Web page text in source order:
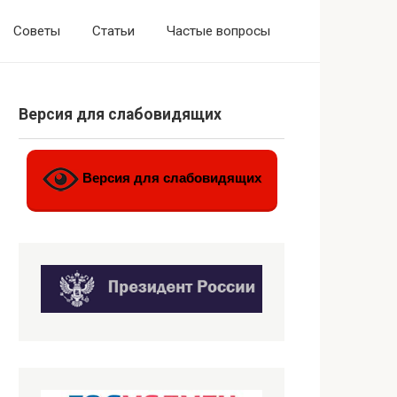
Советы Статьи Частые вопросы
Версия для слабовидящих
Версия для слабовидящих